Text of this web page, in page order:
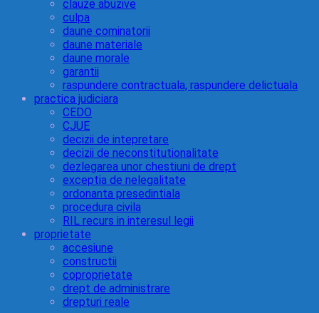
clauze abuzive
culpa
daune cominatorii
daune materiale
daune morale
garantii
raspundere contractuala, raspundere delictuala
practica judiciara
CEDO
CJUE
decizii de intepretare
decizii de neconstitutionalitate
dezlegarea unor chestiuni de drept
exceptia de nelegalitate
ordonanta presedintiala
procedura civila
RIL recurs in interesul legii
proprietate
accesiune
constructii
coproprietate
drept de administrare
drepturi reale